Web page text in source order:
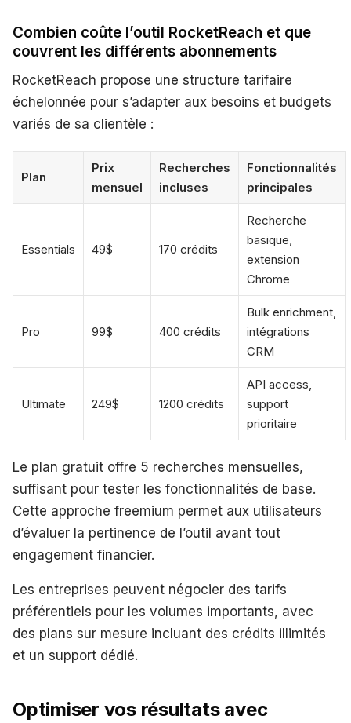
Combien coûte l’outil RocketReach et que
couvrent les différents abonnements
RocketReach propose une structure tarifaire
échelonnée pour s’adapter aux besoins et budgets
variés de sa clientèle :
Plan
Prix
mensuel
Recherches
incluses
Fonctionnalités
principales
Essentials 49$ 170 crédits
Recherche
basique,
extension
Chrome
Pro 99$ 400 crédits
Bulk enrichment,
intégrations
CRM
Ultimate 249$ 1200 crédits
API access,
support
prioritaire
Le plan gratuit offre 5 recherches mensuelles,
suffisant pour tester les fonctionnalités de base.
Cette approche freemium permet aux utilisateurs
d’évaluer la pertinence de l’outil avant tout
engagement financier.
Les entreprises peuvent négocier des tarifs
préférentiels pour les volumes importants, avec
des plans sur mesure incluant des crédits illimités
et un support dédié.
Optimiser vos résultats avec